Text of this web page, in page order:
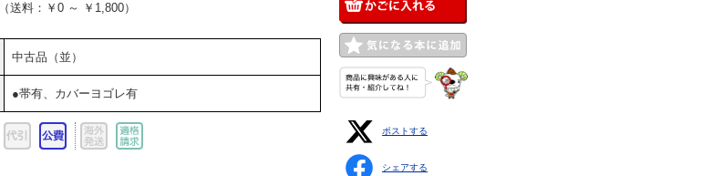
（送料：￥0 ～ ￥1,800）
中古品（並）
●帯有、カバーヨゴレ有
ポストする
シェアする